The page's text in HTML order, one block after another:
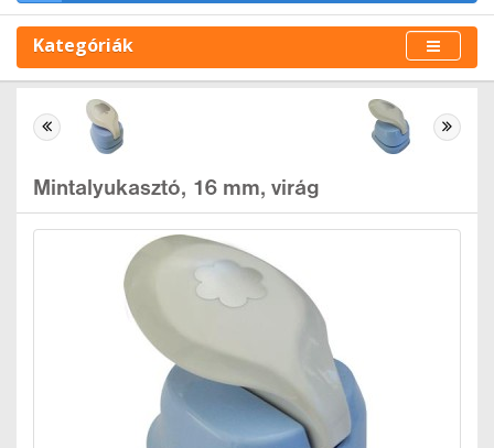
Kategóriák
Mintalyukasztó, 16 mm, virág